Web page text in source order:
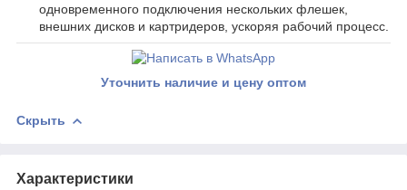
одновременного подключения нескольких флешек,
внешних дисков и картридеров, ускоряя рабочий процесс.
Уточнить наличие и цену оптом
Скрыть
Характеристики